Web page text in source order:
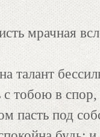
мрачная
талант
тобою в спор,
пасть под